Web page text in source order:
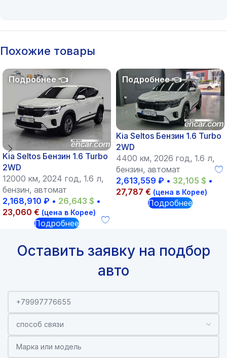
Похожие товары
Kia Seltos Бензин 1.6 Turbo
2WD
12000 км, 2024 год, 1.6 л,
бензин, автомат
2,168,910 ₽ • 26,643 $ •
23,060 € (цена в Корее)
Подробнее
Kia Seltos Бензин 1.6 Turbo
2WD
4400 км, 2026 год, 1.6 л,
бензин, автомат
2,613,559 ₽ • 32,105 $ •
27,787 € (цена в Корее)
Подробнее
Оставить заявку на подбор
авто